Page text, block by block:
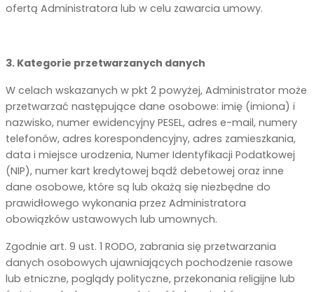
ofertą Administratora lub w celu zawarcia umowy.
3. Kategorie przetwarzanych danych
W celach wskazanych w pkt 2 powyżej, Administrator może
przetwarzać następujące dane osobowe: imię (imiona) i
nazwisko, numer ewidencyjny PESEL, adres e-mail, numery
telefonów, adres korespondencyjny, adres zamieszkania,
data i miejsce urodzenia, Numer Identyfikacji Podatkowej
(NIP), numer kart kredytowej bądź debetowej oraz inne
dane osobowe, które są lub okażą się niezbędne do
prawidłowego wykonania przez Administratora
obowiązków ustawowych lub umownych.
Zgodnie art. 9 ust. 1 RODO, zabrania się przetwarzania
danych osobowych ujawniających pochodzenie rasowe
lub etniczne, poglądy polityczne, przekonania religijne lub